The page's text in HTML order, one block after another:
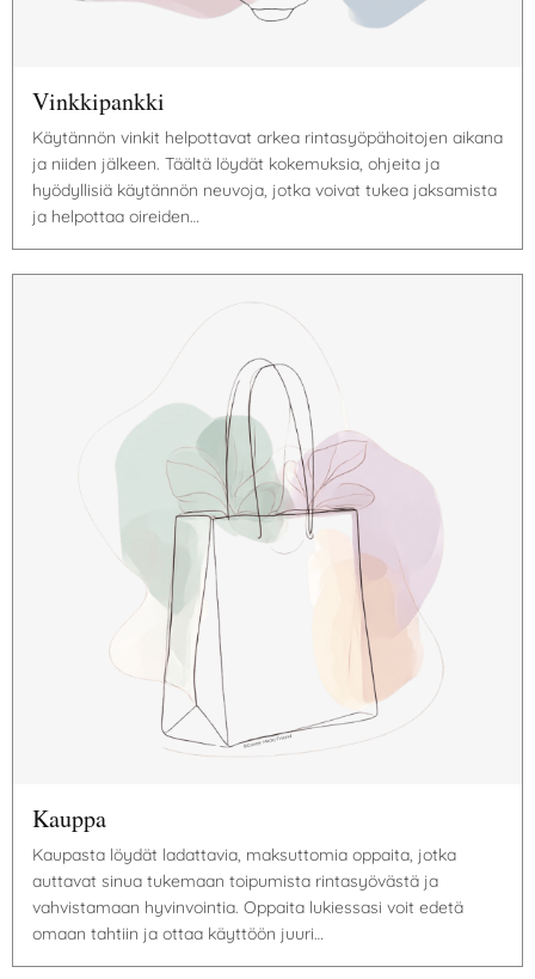
Vinkkipankki
Käytännön vinkit helpottavat arkea rintasyöpähoitojen aikana
ja niiden jälkeen. Täältä löydät kokemuksia, ohjeita ja
hyödyllisiä käytännön neuvoja, jotka voivat tukea jaksamista
ja helpottaa oireiden…
Kauppa
Kaupasta löydät ladattavia, maksuttomia oppaita, jotka
auttavat sinua tukemaan toipumista rintasyövästä ja
vahvistamaan hyvinvointia. Oppaita lukiessasi voit edetä
omaan tahtiin ja ottaa käyttöön juuri…